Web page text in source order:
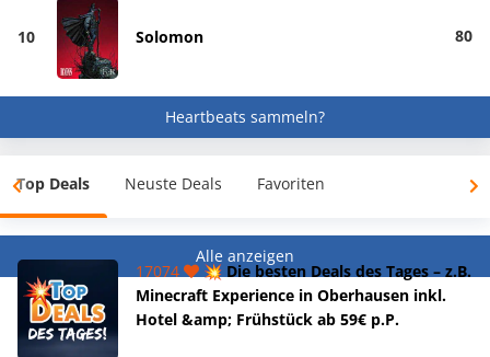
10 Solomon 80
Heartbeats sammeln?
Top Deals Neuste Deals Favoriten
Alle anzeigen
17074
💥 Die besten Deals des Tages – z.B.
Minecraft Experience in Oberhausen inkl.
Hotel &amp; Frühstück ab 59€ p.P.